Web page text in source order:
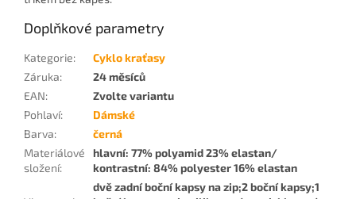
Doplňkové parametry
Kategorie:
Cyklo kraťasy
Záruka:
24 měsíců
EAN:
Zvolte variantu
Pohlaví:
Dámské
Barva:
černá
Materiálové
složení:
hlavní: 77% polyamid 23% elastan/
kontrastní: 84% polyester 16% elastan
dvě zadní boční kapsy na zip;2 boční kapsy;1